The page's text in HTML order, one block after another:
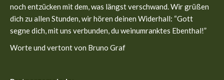
noch entzücken mit dem, was längst verschwand. Wir grüßen
dich zu allen Stunden, wir hören deinen Widerhall: “Gott
segne dich, mit uns verbunden, du weinumranktes Ebenthal!”
Worte und vertont von Bruno Graf